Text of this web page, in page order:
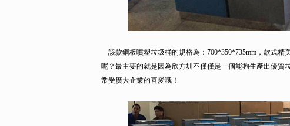
該款鋼板噴塑垃圾桶的規格為：700*350*735mm，款式
呢？最主要的就是因為欣方圳不僅僅是一個能夠生產出優
常受廣大企業的喜愛哦！